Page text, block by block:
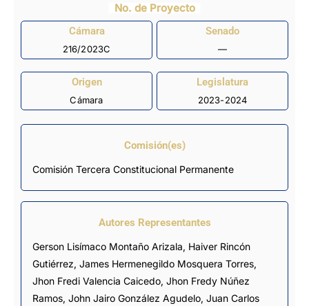
No. de Proyecto
Cámara
216/2023C
Senado
—
Origen
Cámara
Legislatura
2023-2024
Comisión(es)
Comisión Tercera Constitucional Permanente
Autores Representantes
Gerson Lisímaco Montaño Arizala, Haiver Rincón
Gutiérrez, James Hermenegildo Mosquera Torres,
Jhon Fredi Valencia Caicedo, Jhon Fredy Núñez
Ramos, John Jairo González Agudelo, Juan Carlos